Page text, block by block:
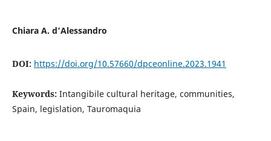
Chiara A. d’Alessandro
DOI: https://doi.org/10.57660/dpceonline.2023.1941
Keywords: Intangibile cultural heritage, communities,
Spain, legislation, Tauromaquia